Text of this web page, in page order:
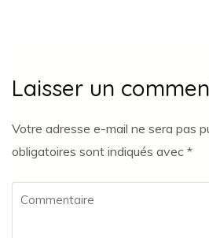
Laisser un
Votre adresse e-mail ne sera pas
obligatoires sont indiqués avec *
Commentaire